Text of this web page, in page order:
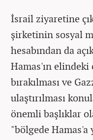
İsrail ziyaretine
şirketinin sosyal
hesabından da
Hamas'ın
bırakılması ve
ulaştırılması
önemli başlıklar
"bölgede Hamas'a